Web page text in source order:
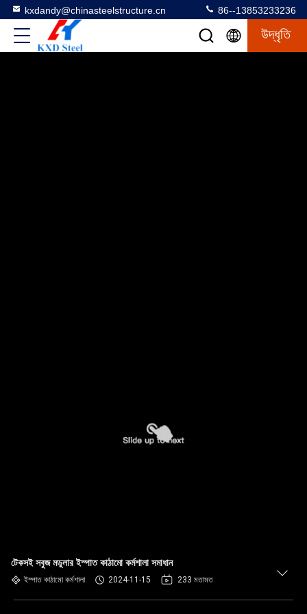
kxdandy@chinasteelstructure.cn 86--13853233236
উদ্ধৃতি
টেকসই সবুজ মডুলার ইস্পাত কাঠামো কর্মশালা সমাধান
ইস্পাত কাঠামো কর্মশালা 2024-11-15 233 মতামত